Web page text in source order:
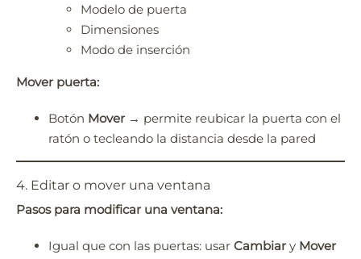
Modelo de puerta
Dimensiones
Modo de inserción
Mover puerta:
Botón Mover → permite reubicar la puerta con el
ratón o tecleando la distancia desde la pared
4. Editar o mover una ventana
Pasos para modificar una ventana:
Igual que con las puertas: usar Cambiar y Mover